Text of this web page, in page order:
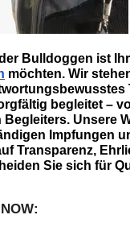
Bulldoggen ist
möchten. Wir
begleitet –
Begleiters. Unsere
Impfungen
Transparenz,
Sie sich für